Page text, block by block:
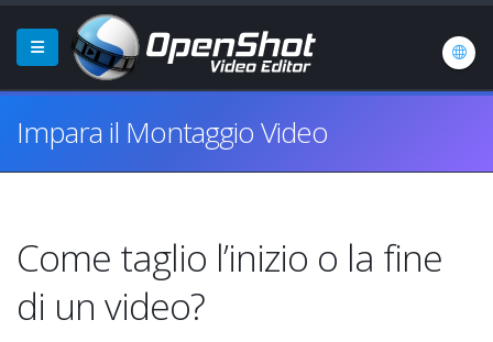
Impara il Montaggio Video
Come taglio l’inizio o la fine
di un video?